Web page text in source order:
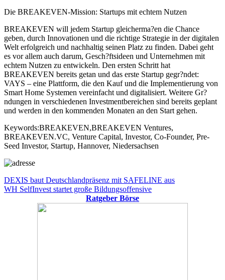
Die BREAKEVEN-Mission: Startups mit echtem Nutzen
BREAKEVEN will jedem Startup gleicherma?en die Chance
geben, durch Innovationen und die richtige Strategie in der digitalen
Welt erfolgreich und nachhaltig seinen Platz zu finden. Dabei geht
es vor allem auch darum, Gesch?ftsideen und Unternehmen mit
echtem Nutzen zu entwickeln. Den ersten Schritt hat
BREAKEVEN bereits getan und das erste Startup gegr?ndet:
VAYS – eine Plattform, die den Kauf und die Implementierung von
Smart Home Systemen vereinfacht und digitalisiert. Weitere Gr?
ndungen in verschiedenen Investmentbereichen sind bereits geplant
und werden in den kommenden Monaten an den Start gehen.
Keywords:BREAKEVEN,BREAKEVEN Ventures,
BREAKEVEN.VC, Venture Capital, Investor, Co-Founder, Pre-
Seed Investor, Startup, Hannover, Niedersachsen
Beitragsnavigation
Vorheriger
Beitrag:
DEXIS baut Deutschlandpräsenz mit SAFELINE aus
Nächster
WH SelfInvest startet große Bildungsoffensive
Ratgeber Börse